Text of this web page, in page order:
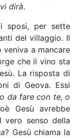
dirà.
sposi, per sette
del villaggio. Il
a mancare
che il vino sta
La risposta di
di Geova. Essi
da fare con te, o
Gesù avrebbe
senso della
? Gesù chiama la